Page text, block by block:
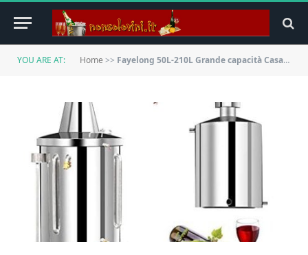
YOU ARE AT: Home >> Fayelong 50L-210L Grande capacità Casa Alambicco Distillato Acqua di Vino Olio Essenziale con indicatore di Temperatura Vodka Grappa Brew Making 304 in Acciaio Inox (50L)